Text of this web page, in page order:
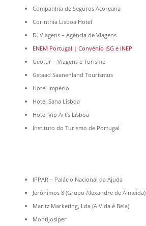
Companhia de Seguros Açoreana
Corinthia Lisboa Hotel
D. Viagens – Agência de Viagens
ENEM Portugal | Convénio ISG e INEP
Geotur – Viagens e Turismo
Gstaad Saanenland Tourismus
Hotel Império
Hotel Sana Lisboa
Hotel Vip Art’s Lisboa
Instituto do Turismo de Portugal
IPPAR – Palácio Nacional da Ajuda
Jerónimos 8 (Grupo Alexandre de Almeida)
Maritz Marketing, Lda (A Vida é Bela)
Montijosiper